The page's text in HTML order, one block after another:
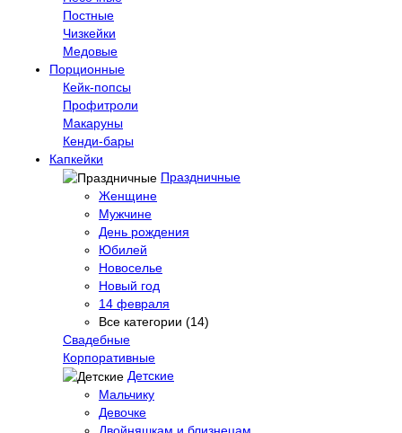
Постные
Чизкейки
Медовые
Порционные
Кейк-попсы
Профитроли
Макаруны
Кенди-бары
Капкейки
Праздничные
Женщине
Мужчине
День рождения
Юбилей
Новоселье
Новый год
14 февраля
Все категории (14)
Свадебные
Корпоративные
Детские
Мальчику
Девочке